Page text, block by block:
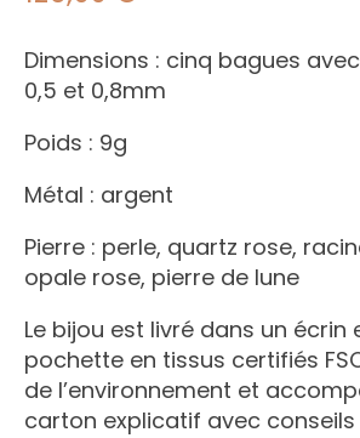
Dimensions : cinq bagues
0,5 et 0,8mm
Poids : 9g
Métal : argent
Pierre : perle, quartz rose,
opale rose, pierre de lune
Le bijou est livré dans un écrin
pochette en tissus certifiés
de l’environnement et
carton explicatif avec conseils